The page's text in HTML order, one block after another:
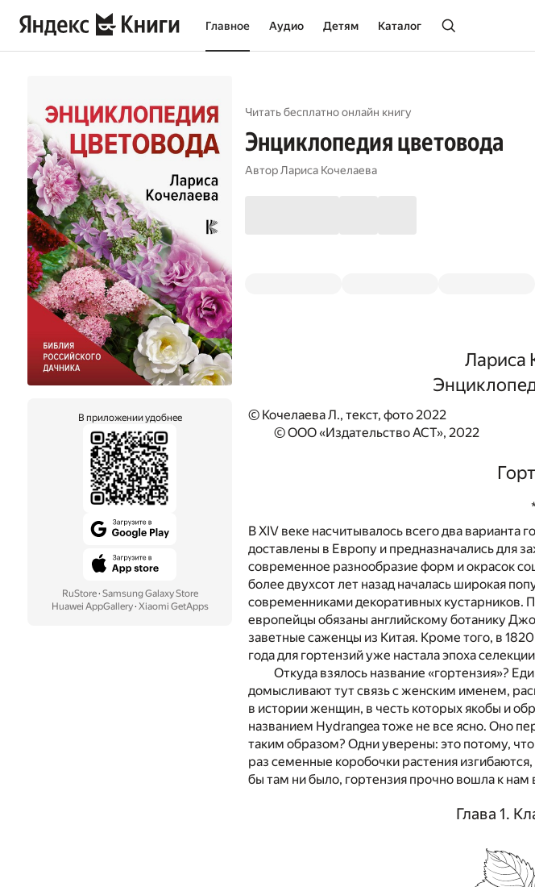
Главное Аудио Детям Каталог
В приложении удобнее
RuStore· Samsung Galaxy Store
Huawei AppGallery· Xiaomi GetApps
Читать бесплатно онлайн книгу
Энциклопедия цветовода
АвторЛариса Кочелаева
Лариса
© Кочелаева Л., текст, фото 2022
© ООО «Издательство АСТ», 2022
В XIV веке насчитывалось всего два варианта
доставлены в Европу и предназначались для
современное разнообразие форм и окрасок
более двухсот лет назад началась широкая
современниками декоративных кустарников.
европейцы обязаны английскому ботанику
заветные саженцы из Китая. Кроме того, в
года для гортензий уже настала эпоха
Откуда взялось название «гортензия»?
домысливают тут связь с женским именем,
в истории женщин, в честь которых якобы и
названием Hydrangea тоже не все ясно. Оно
таким образом? Одни уверены: это потому,
раз семенные коробочки растения
бы там ни было, гортензия прочно вошла к нам
Глава 1.